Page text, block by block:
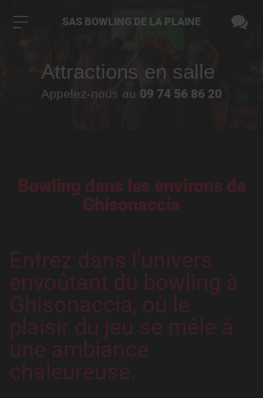
Attractions en salle
Appelez-nous au 09 74 56 86 20
Bowling dans les environs de
Ghisonaccia
Entrez dans l'univers
envoûtant du bowling à
Ghisonaccia, où le
plaisir du jeu se mêle à
une ambiance
chaleureuse.
SAS BOWLING DE LA PLAINE